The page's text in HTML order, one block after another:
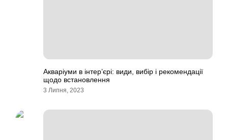
Акваріуми в інтер’єрі: види, вибір і рекомендації
щодо встановлення
3 Липня, 2023